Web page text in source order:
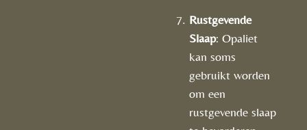
Rustgevende
Slaap: Opaliet
kan soms
gebruikt worden
om een
rustgevende slaap